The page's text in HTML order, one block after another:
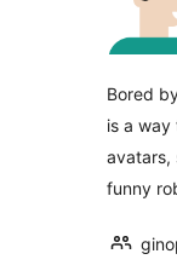
Bored
is a
avatars,
funny